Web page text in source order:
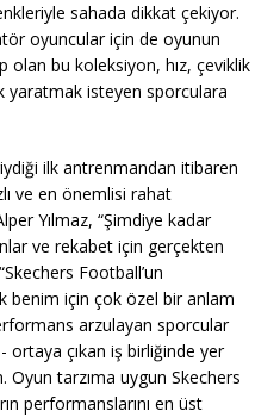
sahada dikkat çekiyor.
oyuncular için de oyunun
olan bu koleksiyon, hız, çeviklik
yaratmak isteyen sporculara
ilk antrenmandan itibaren
ve en önemlisi rahat
Yılmaz, “Şimdiye kadar
ve rekabet için gerçekten
Football’un
benim için çok özel bir anlam
arzulayan sporcular
ortaya çıkan iş birliğinde yer
tarzıma uygun Skechers
performanslarını en üst